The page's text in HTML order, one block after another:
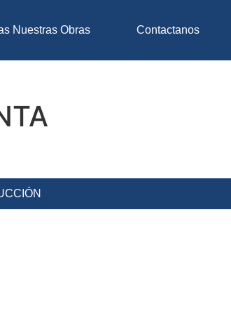
Nuestras Obras Contactanos